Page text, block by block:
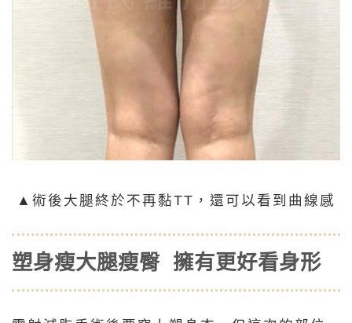
▲術後大腿終於不再黏TT，還可以看到曲線感
塑身瘦大腿瘦臀 擁有更好看身形